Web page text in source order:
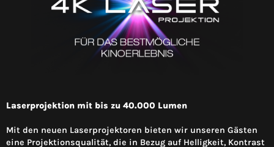
Laserprojektion mit bis zu 40.000 Lumen
Mit den neuen Laserprojektoren bieten wir unseren Gästen
eine Projektionsqualität, die in Bezug auf Helligkeit, Kontrast